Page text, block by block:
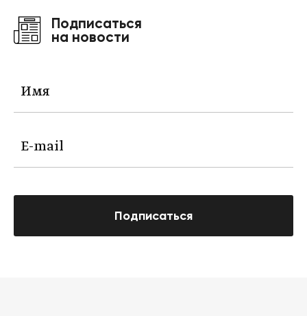
Подписаться
на новости
Подписаться